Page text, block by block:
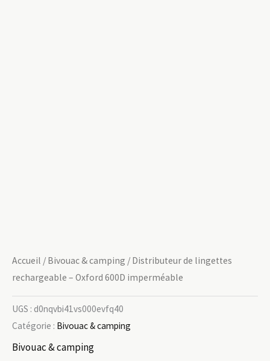
Accueil / Bivouac & camping / Distributeur de lingettes
rechargeable – Oxford 600D imperméable
UGS : d0nqvbi41vs000evfq40
Catégorie : Bivouac & camping
Bivouac & camping